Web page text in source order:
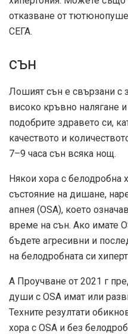
отказване от
СЕГА.
сън
Лошият сън е свързани с
високо кръвно налягане
подобрите здравето си,
качеството и
7–9 часа сън всяка нощ.
Някои хора с белодробна
състояние на дишане,
апнея (OSA), което
време на сън. Ако имате
бъдете агресивни и
на белодробната си
А Проучване от 2021 г
души с OSA имат или
Техните резултати
хора с OSA и без